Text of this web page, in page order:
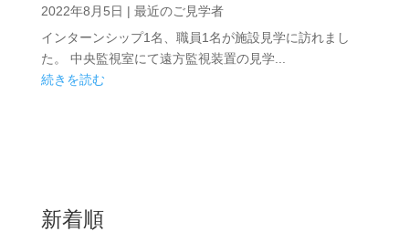
2022年8月5日 | 最近のご見学者
インターンシップ1名、職員1名が施設見学に訪れまし
た。 中央監視室にて遠方監視装置の見学...
続きを読む
新着順